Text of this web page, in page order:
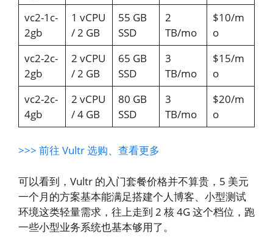
vc2-1c-
2gb
1 vCPU
/ 2 GB
55 GB
SSD
2
TB/mo
$10/m
o
vc2-2c-
2gb
2 vCPU
/ 2 GB
65 GB
SSD
3
TB/mo
$15/m
o
vc2-2c-
4gb
2 vCPU
/ 4 GB
80 GB
SSD
3
TB/mo
$20/m
o
>>> 前往 Vultr 选购、查看更多
可以看到，Vultr 的入门套餐价格并不算贵，5 美元
一个月的方案基本能满足搭建个人博客、小型测试
环境这类轻量需求，往上走到 2 核 4G 这个档位，跑
一些小型业务系统也基本够用了。